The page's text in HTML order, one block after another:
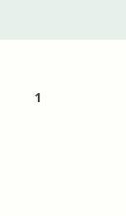
1